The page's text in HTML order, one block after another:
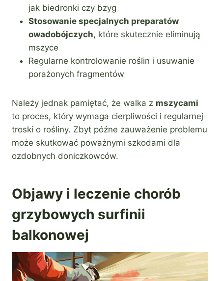
jak biedronki czy bzyg
Stosowanie specjalnych preparatów
owadobójczych, które skutecznie eliminują
mszyce
Regularne kontrolowanie roślin i usuwanie
porażonych fragmentów
Należy jednak pamiętać, że walka z mszycami
to proces, który wymaga cierpliwości i regularnej
troski o rośliny. Zbyt późne zauważenie problemu
może skutkować poważnymi szkodami dla
ozdobnych doniczkowców.
Objawy i leczenie chorób
grzybowych surfinii
balkonowej